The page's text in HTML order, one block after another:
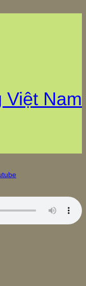
Việt Nam